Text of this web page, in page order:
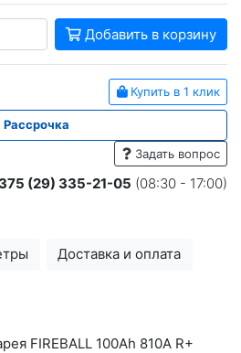
Добавить в корзину
Купить в 1 клик
Рассрочка
Задать вопрос
(29) 335-21-05 (08:30 - 17:00)
Доставка и оплата
FIREBALL 100Ah 810A R+